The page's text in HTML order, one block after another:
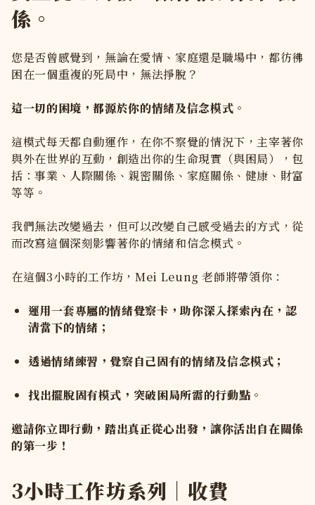
我已透過網站付款，何時才知道報名成功？
於網站成功付款後，你會立即收到報名確認電郵。 客服人員
係。
您是否曾感覺到，無論在愛情、家庭還是職場中，都彷彿
困在一個重複的死局中，無法掙脫？
這一切的困境，都源於你的情緒及信念模式。
這模式每天都自動運作，在你不察覺的情況下，主宰著你
與外在世界的互動，創造出你的生命現實（與困局），包
括：事業、人際關係、親密關係、家庭關係、健康、財富
等等。
我們無法改變過去，但可以改變自己感受過去的方式，從
而改寫這個深刻影響著你的情緒和信念模式。
在這個3小時的工作坊，Mei Leung 老師將帶領你：
運用一套專屬的情緒覺察卡，助你深入探索內在，認
清當下的情緒；
透過情緒練習，覺察自己固有的情緒及信念模式；
找出擺脫固有模式，突破困局所需的行動點。
邀請你立即行動，踏出真正從心出發，讓你活出自在關係
的第一步！
3小時工作坊系列｜收費